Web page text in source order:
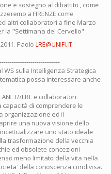
e sostegno al dibattito , come
a FIRENZE come
ed altri collaboratori a fine Marzo
la "Settimana del Cervello".
Paolo LRE@UNIFI.IT
WS sulla Intelligenza Strategica
possa interessare anche
LRE e collaboratori
di comprendere le
organizzazione ed il
una nuova visione dello
uno stato ideale
trasformazione della vecchia
ed obsolete concezioni
meno limitato della vita nella
della conoscenza condivisa.